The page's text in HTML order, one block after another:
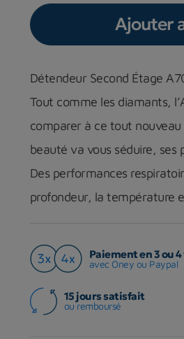
Ajouter
Détendeur Second Étage
Tout comme les diamants,
comparer à ce tout nouveau
beauté va vous séduire, ses
Des performances
profondeur, la température
Paiement en 3 ou
avec Oney ou Paypal
15 jours satisfait
ou remboursé